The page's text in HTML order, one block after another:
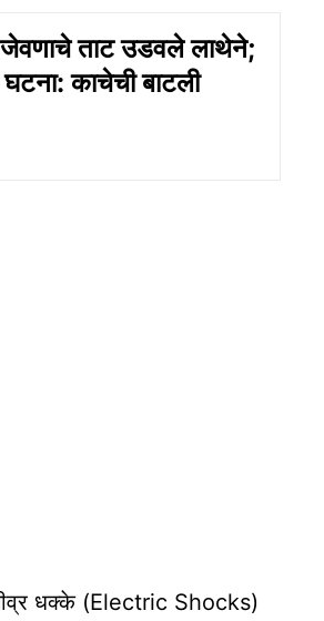
ताट उडवले लाथेने;
काचेची बाटली
धक्के (Electric Shocks)